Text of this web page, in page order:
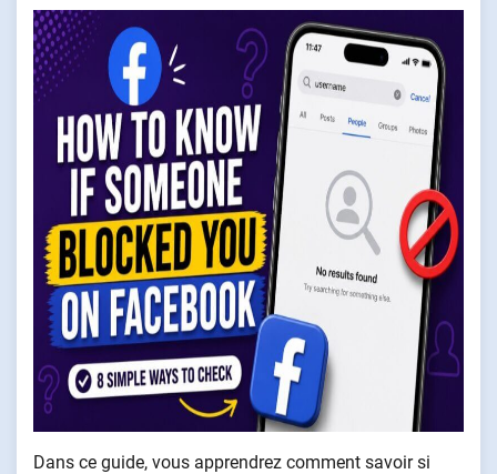
Dans ce guide, vous apprendrez comment savoir si